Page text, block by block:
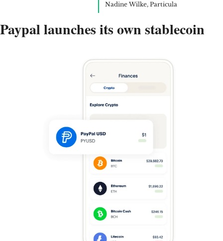
Nadine Wilke, Particula
Paypal launches its own stablecoin